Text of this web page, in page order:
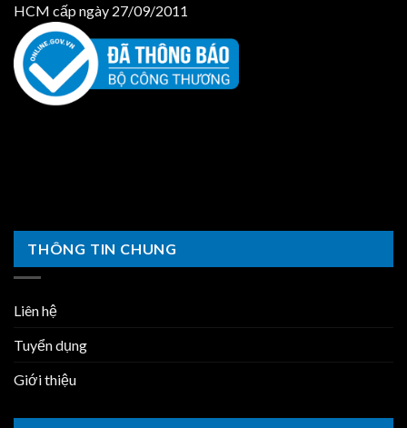
HCM cấp ngày 27/09/2011
THÔNG TIN CHUNG
Liên hệ
Tuyển dụng
Giới thiệu